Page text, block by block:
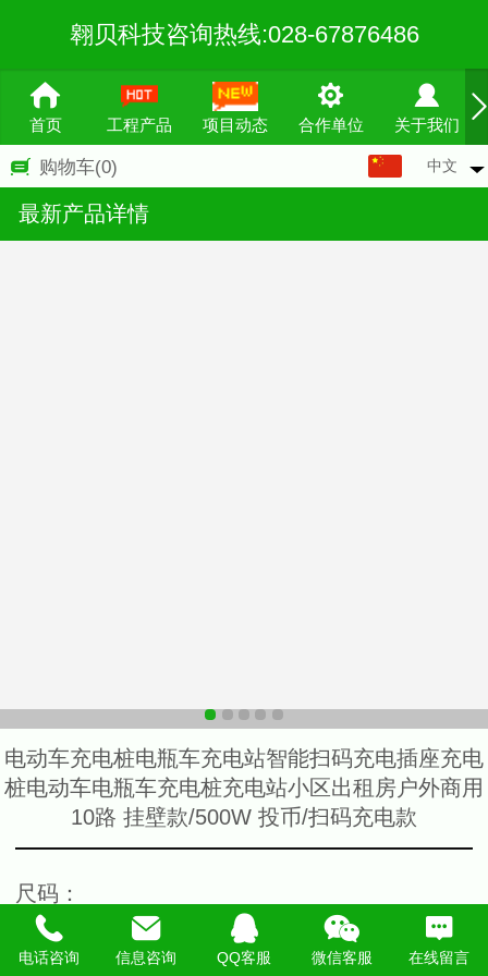
翱贝科技咨询热线:028-67876486
首页 工程产品 项目动态 合作单位 关于我们
购物车(0) 中文
最新产品详情
电动车充电桩电瓶车充电站智能扫码充电插座充电
桩电动车电瓶车充电桩充电站小区出租房户外商用
10路 挂壁款/500W 投币/扫码充电款
尺码 ：
免费直充充电款 投币充电款
电话咨询 信息咨询 QQ客服 微信客服 在线留言